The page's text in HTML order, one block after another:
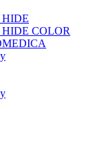
HIDE
HIDE COLOR